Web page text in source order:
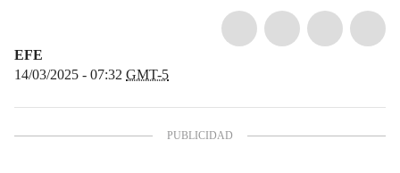
EFE
14/03/2025 - 07:32 GMT-5